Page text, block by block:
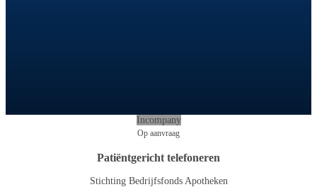
Incompany
Op aanvraag
Patiëntgericht telefoneren
Stichting Bedrijfsfonds Apotheken